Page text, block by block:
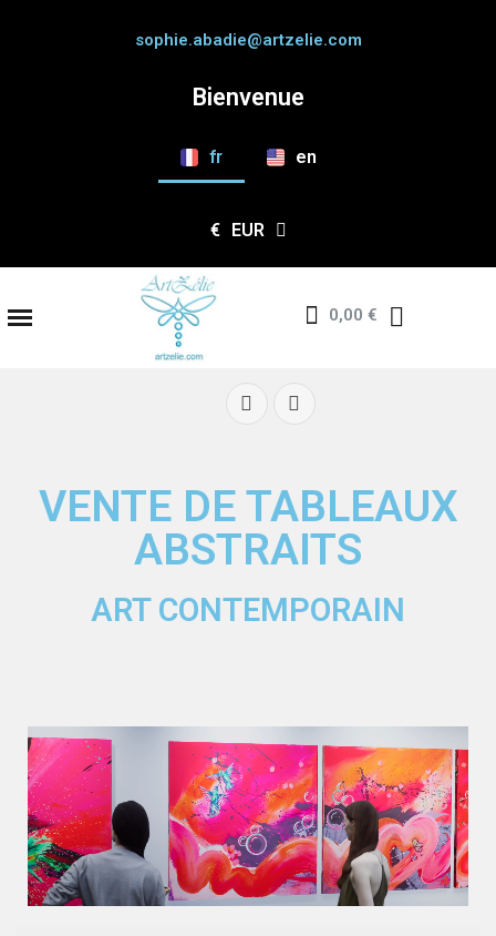
sophie.abadie@artzelie.com
Bienvenue
fr en
€ EUR
0,00 €
VENTE DE TABLEAUX
ABSTRAITS
ART CONTEMPORAIN